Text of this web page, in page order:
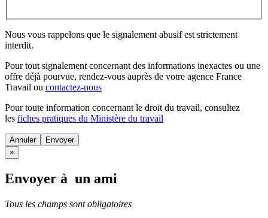
Nous vous rappelons que le signalement abusif est strictement
interdit.
Pour tout signalement concernant des informations inexactes ou une
offre déjà pourvue, rendez-vous auprès de votre agence France
Travail ou contactez-nous
Pour toute information concernant le droit du travail, consultez
les fiches pratiques du Ministère du travail
Annuler
×
Envoyer à un ami
Tous les champs sont obligatoires